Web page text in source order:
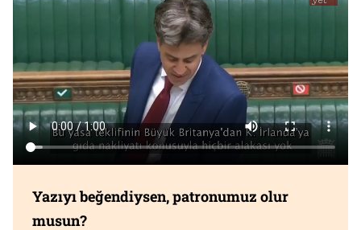
Yazıyı beğendiysen, patronumuz olur
musun?